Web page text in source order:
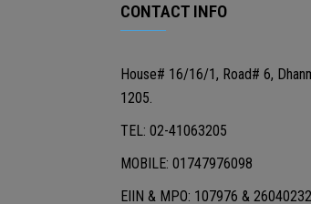
CONTACT INFO
House# 16/16/1, Road# 6,
1205.
TEL: 02-41063205
MOBILE: 01747976098
EIIN & MPO: 107976 &